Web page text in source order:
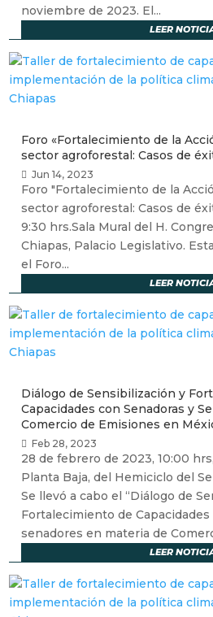
noviembre de 2023. El...
LEER
Foro «Fortalecimiento de la
sector agroforestal: Casos de
Jun 14, 2023
Foro "Fortalecimiento de la
sector agroforestal: Casos de
9:30 hrs.Sala Mural del H.
Chiapas, Palacio Legislativo.
el Foro...
LEER
Diálogo de Sensibilización y
Capacidades con Senadoras y
Comercio de Emisiones en
Feb 28, 2023
28 de febrero de 2023, 10:00
Planta Baja, del Hemiciclo del
Se llevó a cabo el “Diálogo de
Fortalecimiento de
senadores en materia de
LEER